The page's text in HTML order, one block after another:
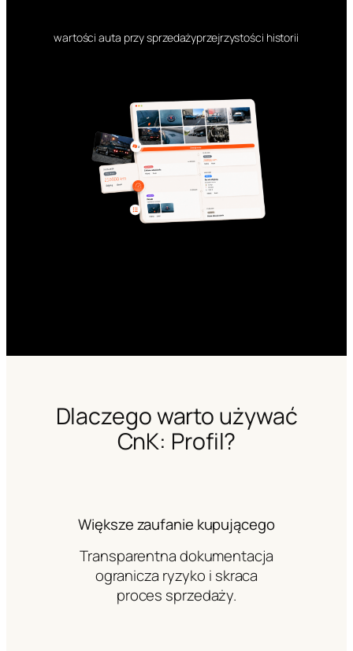
wartości auta przy sprzedażyprzejrzystości historii
Dlaczego warto używać
CnK: Profil?
Większe zaufanie kupującego
Transparentna dokumentacja
ogranicza ryzyko i skraca
proces sprzedaży.